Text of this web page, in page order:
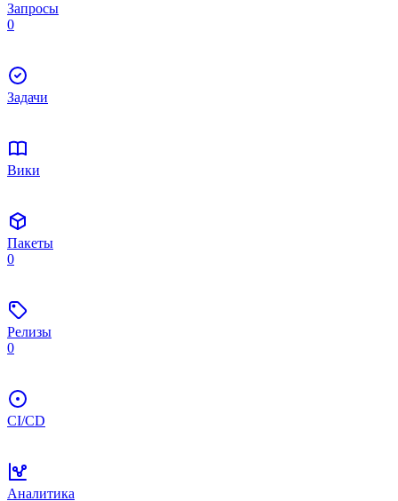
Запросы
0
Задачи
Вики
Пакеты
0
Релизы
0
CI/CD
Аналитика